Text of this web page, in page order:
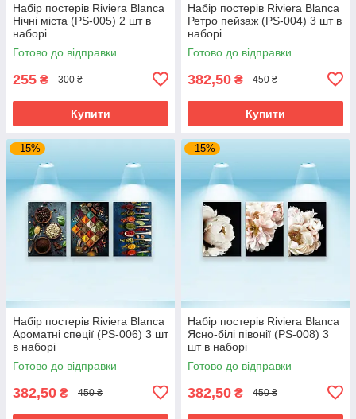
Набір постерів Riviera Blanca
Нічні міста (PS-005) 2 шт в
наборі
Готово до відправки
255 ₴ 300 ₴
Купити
Набір постерів Riviera Blanca
Ретро пейзаж (PS-004) 3 шт в
наборі
Готово до відправки
382,50 ₴ 450 ₴
Купити
–15%
Набір постерів Riviera Blanca
Ароматні спеції (PS-006) 3 шт
в наборі
Готово до відправки
382,50 ₴ 450 ₴
–15%
Набір постерів Riviera Blanca
Ясно-білі півонії (PS-008) 3
шт в наборі
Готово до відправки
382,50 ₴ 450 ₴